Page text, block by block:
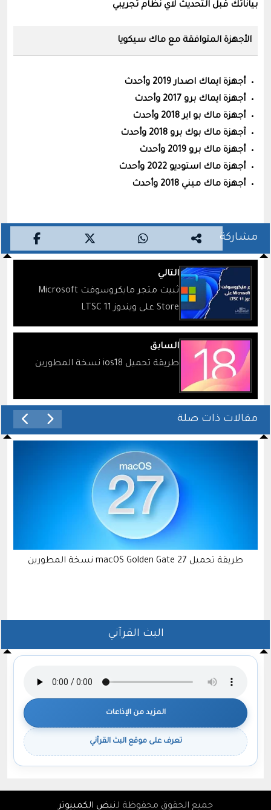
بياناتك قبل التحديث لاي نظام تجريبي
الأجهزة المتوافقة مع ماك سيكويا
أجهزة ايماك اصدار 2019 وأحدث
أجهزة ايماك برو 2017 وأحدث
أجهزة ماك بو اير 2018 وأحدث
آجهزة ماك بوك برو 2018 وأحدث
أجهزة ماك برو 2019 وأحدث
أجهزة ماك استوديو 2022 وأحدث
أجهزة ماك ميني 2018 وأحدث
مشاركة
التالي
ثبيت متجر مايكروسوفت Microsoft
Store على ويندوز 11 LTSC
السابق
طريقة تحميل ios18 نسخة المطورين
مقالات ذات صلة
طريقة تحميل macOS Golden Gate 27 نسخة المطورين
البث القرآني
المزيد من الإذاعات
تعرف على موقع البث القرآني
جميع الحقوق محفوظة لـنبض الكمبيوتر